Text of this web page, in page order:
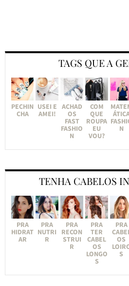
TAGS QUE A
PECHIN
CHA
USEI E
AMEI!
ACHAD
OS
FAST
FASHIO
N
COM
QUE
ROUPA
EU
VOU?
N
TENHA CABELOS
PRA
HIDRAT
AR
PRA
NUTRI
R
PRA
RECON
STRUI
R
PRA
TER
CABEL
OS
LONGO
S
PRA
OS
S